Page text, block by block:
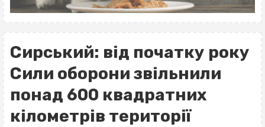
Сирський: від початку року
Сили оборони звільнили
понад 600 квадратних
кілометрів території